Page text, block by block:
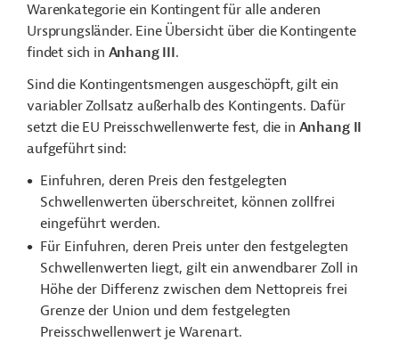
Warenkategorie ein Kontingent für alle anderen
Ursprungsländer. Eine Übersicht über die Kontingente
findet sich in Anhang III.
Sind die Kontingentsmengen ausgeschöpft, gilt ein
variabler Zollsatz außerhalb des Kontingents. Dafür
setzt die EU Preisschwellenwerte fest, die in Anhang II
aufgeführt sind:
Einfuhren, deren Preis den festgelegten
Schwellenwerten überschreitet, können zollfrei
eingeführt werden.
Für Einfuhren, deren Preis unter den festgelegten
Schwellenwerten liegt, gilt ein anwendbarer Zoll in
Höhe der Differenz zwischen dem Nettopreis frei
Grenze der Union und dem festgelegten
Preisschwellenwert je Warenart.